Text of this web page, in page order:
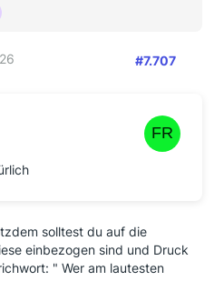
#7.707
solltest du auf die
einbezogen sind und Druck
" Wer am lautesten